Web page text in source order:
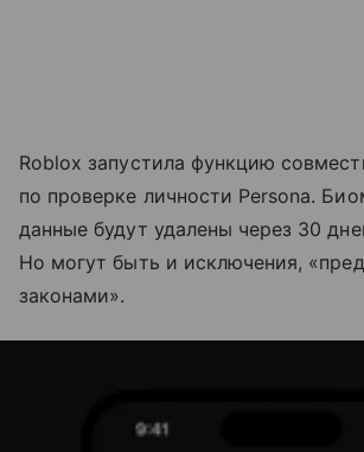
Roblox запустила функцию
по проверке личности Persona.
данные будут удалены через 30
Но могут быть и исключения,
законами».